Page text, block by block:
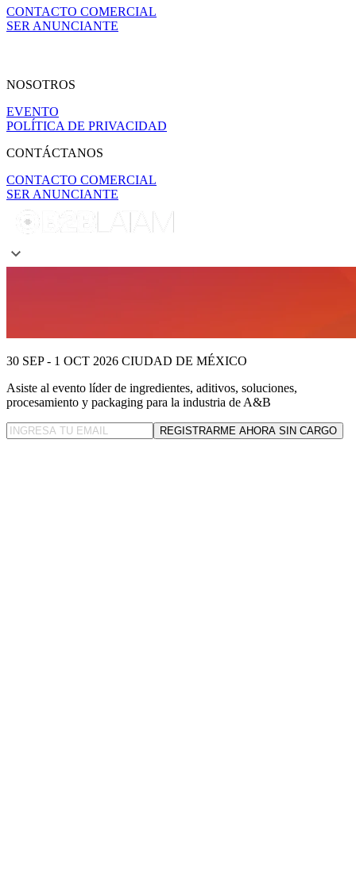
CONTACTO COMERCIAL
SER ANUNCIANTE
NOSOTROS
EVENTO
POLÍTICA DE PRIVACIDAD
CONTÁCTANOS
CONTACTO COMERCIAL
SER ANUNCIANTE
30 SEP - 1 OCT 2026 CIUDAD DE MÉXICO
Asiste al evento líderde ingredientes, aditivos, soluciones,
procesamiento y packaging para la industria de A&B
REGISTRARME AHORA SIN CARGO